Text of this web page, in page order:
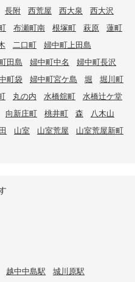
長附 西荒屋 西大泉
西大沢
布瀬町南 根塚町 萩原
蓮町
二口町
婦中町上田島
田島 婦中町中名
婦中町長沢
町袋 婦中町宮ケ島 堀
堀川町
丸の内 水橋舘町
水橋辻ケ堂
向新庄町 桃井町 森
八木山
山室 山室荒屋
山室荒屋新町
越中中島駅
城川原駅